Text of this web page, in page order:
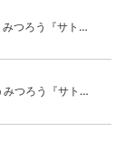
【みつろうTV507話】さとうみつろう『サトレル男塾』編③「快楽は“自分のカラダの内側”にしかない」
【みつろうTV506話】さとうみつろう『サトレル男塾』編②「不思議な棒をお尻に…」